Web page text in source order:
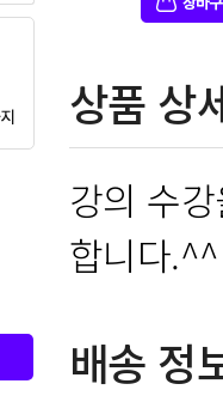
상품 상
강의 수
합니다.^^
배송 정